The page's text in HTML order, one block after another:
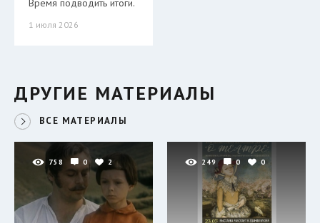
Время подводить итоги.
1 июля 2026
ДРУГИЕ МАТЕРИАЛЫ
ВСЕ МАТЕРИАЛЫ
758 0 2 249 0 0